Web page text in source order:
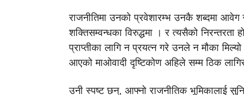
राजनीतिमा उनको प्रवेशारम्भ उनकै शब्दमा आवेग
शक्तिसम्वन्धका विरुद्धमा । र त्यसैको
प्राप्तीका लागि न प्रयत्न गरे उनले न मौका
आएको माओवादी दृष्टिकोण अहिले सम्म ठिक
उनी स्पष्ट छन्, आफ्नो राजनीतिक भूमिकालाई